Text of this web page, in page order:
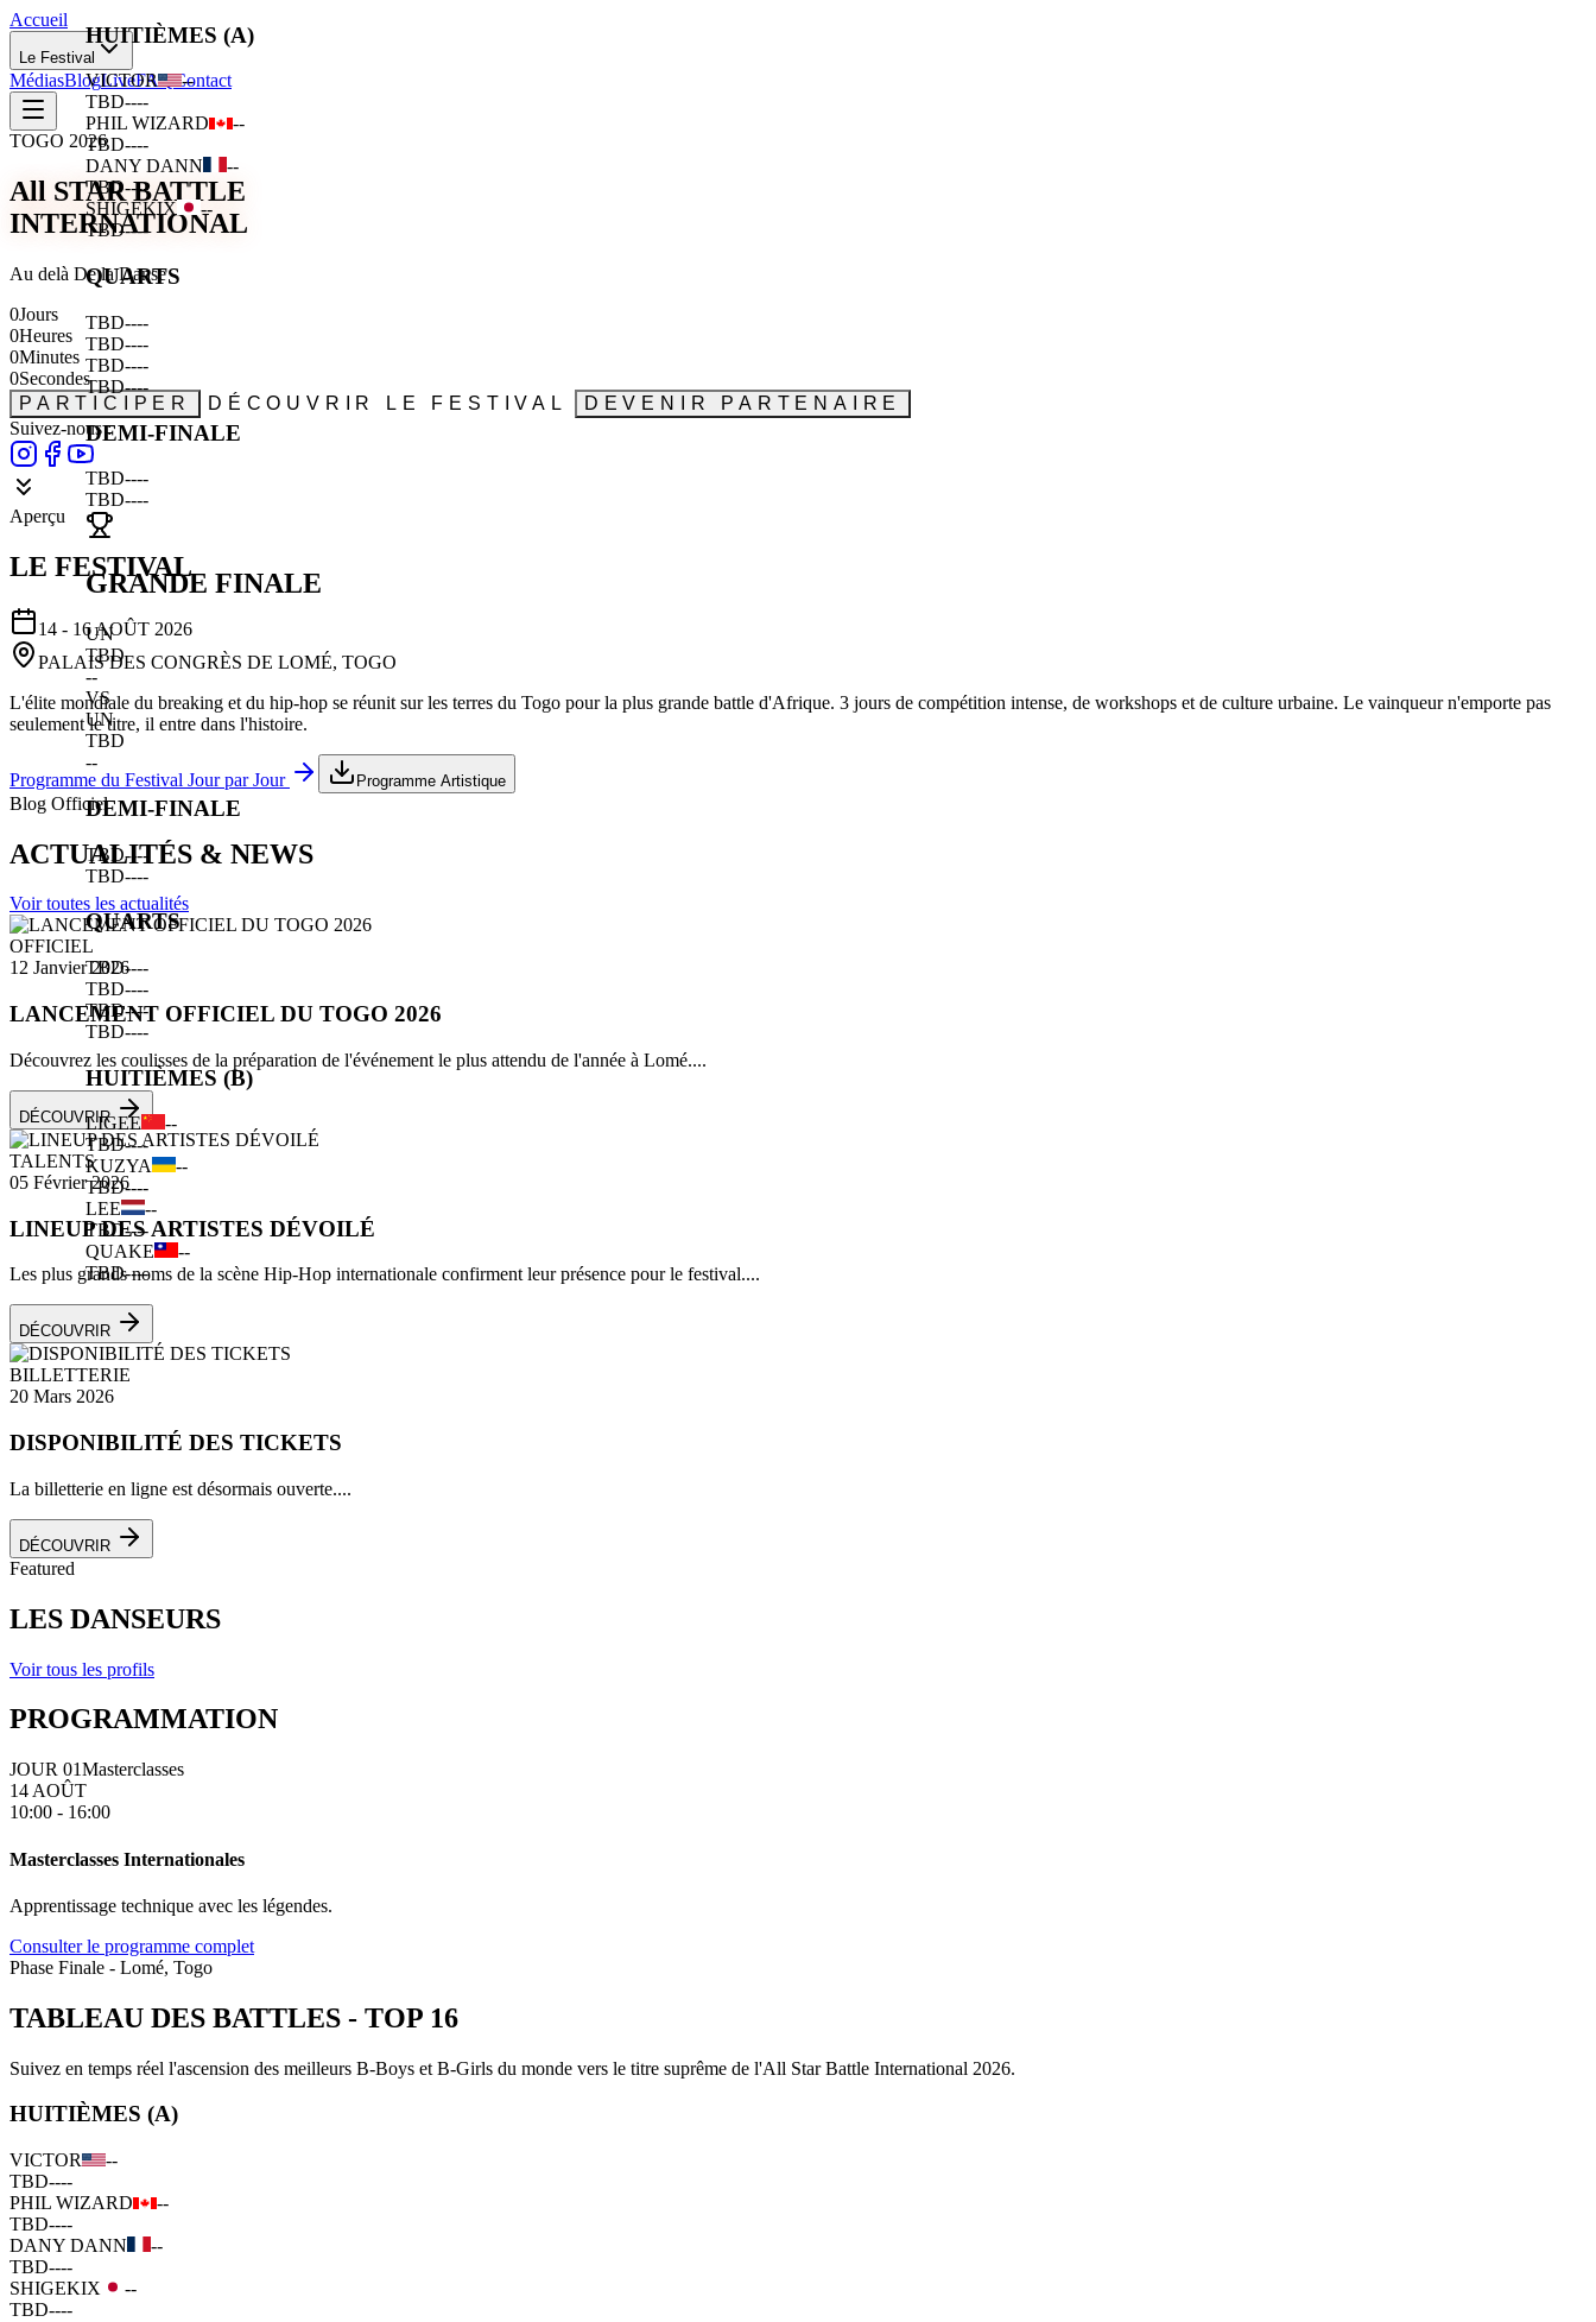
Accueil
Le Festival
MédiasBlogLiveFAQContact
TOGO 2026
All STAR BATTLE
INTERNATIONAL
Au delà De la Danse
0Jours
0Heures
0Minutes
0Secondes
PARTICIPER
DÉCOUVRIR LE FESTIVAL
DEVENIR PARTENAIRE
Suivez-nous :
Aperçu
LE FESTIVAL
14 - 16 AOÛT 2026
PALAIS DES CONGRÈS DE LOMÉ, TOGO
L'élite mondiale du breaking et du hip-hop se réunit sur les terres du Togo pour la plus grande battle d'Afrique. 3 jours de compétition intense, de workshops et de culture urbaine. Le vainqueur n'emporte pas
seulement le titre, il entre dans l'histoire.
Programme du Festival Jour par Jour Programme Artistique
Blog Officiel
ACTUALITÉS & NEWS
Voir toutes les actualités
OFFICIEL
12 Janvier 2026
LANCEMENT OFFICIEL DU TOGO 2026
Découvrez les coulisses de la préparation de l'événement le plus attendu de l'année à Lomé....
DÉCOUVRIR
TALENTS
05 Février 2026
LINEUP DES ARTISTES DÉVOILÉ
Les plus grands noms de la scène Hip-Hop internationale confirment leur présence pour le festival....
DÉCOUVRIR
BILLETTERIE
20 Mars 2026
DISPONIBILITÉ DES TICKETS
La billetterie en ligne est désormais ouverte....
DÉCOUVRIR
Featured
LES DANSEURS
Voir tous les profils
PROGRAMMATION
JOUR 01Masterclasses
14 AOÛT
10:00 - 16:00
Masterclasses Internationales
Apprentissage technique avec les légendes.
Consulter le programme complet
Phase Finale - Lomé, Togo
TABLEAU DES BATTLES - TOP 16
Suivez en temps réel l'ascension des meilleurs B-Boys et B-Girls du monde vers le titre suprême de l'All Star Battle International 2026.
HUITIÈMES (A)
VICTOR
--
TBD----
PHIL WIZARD
--
TBD----
DANY DANN
--
TBD----
SHIGEKIX
--
TBD----
HUITIÈMES (A)
VICTOR
--
TBD----
PHIL WIZARD
--
TBD----
DANY DANN
--
TBD----
SHIGEKIX
--
TBD----
QUARTS
TBD----
TBD----
TBD----
TBD----
DEMI-FINALE
TBD----
TBD----
GRANDE FINALE
UN
TBD
--
VS
UN
TBD
--
DEMI-FINALE
TBD----
TBD----
QUARTS
TBD----
TBD----
TBD----
TBD----
HUITIÈMES (B)
LIGEE
--
TBD----
KUZYA
--
TBD----
LEE
--
TBD----
QUAKE
--
TBD----